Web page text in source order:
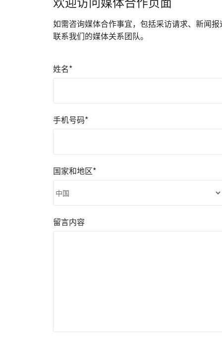
如需咨询媒体合作事宜，包括采访请求、新闻
联系我们的媒体关系团队。
姓名*
手机号码*
国家和地区*
留言内容